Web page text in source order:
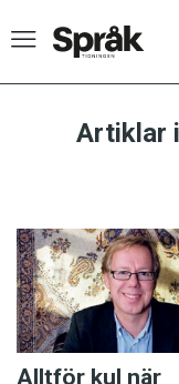
Krönikor
Språkfrågor
Skrivtips
Artiklar
Alltför kul när